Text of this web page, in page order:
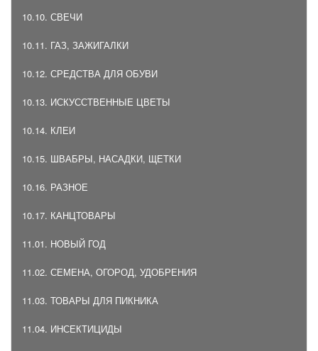
10.10. СВЕЧИ
10.11. ГАЗ, ЗАЖИГАЛКИ
10.12. СРЕДСТВА ДЛЯ ОБУВИ
10.13. ИСКУССТВЕННЫЕ ЦВЕТЫ
10.14. КЛЕИ
10.15. ШВАБРЫ, НАСАДКИ, ЩЕТКИ
10.16. РАЗНОЕ
10.17. КАНЦТОВАРЫ
11.01. НОВЫЙ ГОД
11.02. СЕМЕНА, ОГОРОД, УДОБРЕНИЯ
11.03. ТОВАРЫ ДЛЯ ПИКНИКА
11.04. ИНСЕКТИЦИДЫ